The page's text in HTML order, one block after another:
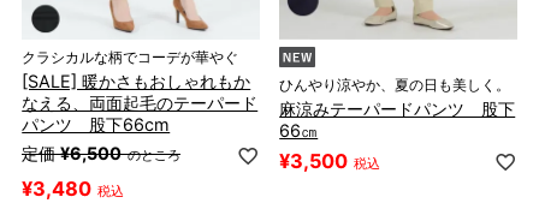
クラシカルな柄でコーデが華やぐ
[SALE] 暖かさもおしゃれもか
なえる、両面起毛のテーパード
パンツ 股下66cm
定価 ¥6,500 のところ
¥3,480 税込
ひんやり涼やか、夏の日も美しく。
麻涼みテーパードパンツ 股下
66㎝
¥3,500 税込